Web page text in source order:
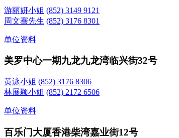
游丽妍小姐 (852) 3149 9121
周文骞先生 (852) 3176 8301
单位资料
美罗中心一期九龙九龙湾临兴街32号
黄泳小姐 (852) 3176 8306
林展颖小姐 (852) 2172 6506
单位资料
百乐门大厦香港柴湾嘉业街12号